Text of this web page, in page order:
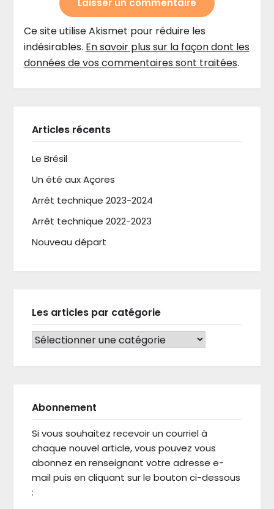
Ce site utilise Akismet pour réduire les
indésirables. En savoir plus sur la façon dont les
données de vos commentaires sont traitées.
Articles récents
Le Brésil
Un été aux Açores
Arrêt technique 2023-2024
Arrêt technique 2022-2023
Nouveau départ
Les articles par catégorie
LES ARTICLES PAR CATÉGORIE
Abonnement
Si vous souhaitez recevoir un courriel à
chaque nouvel article, vous pouvez vous
abonnez en renseignant votre adresse e-
mail puis en cliquant sur le bouton ci-dessous
: